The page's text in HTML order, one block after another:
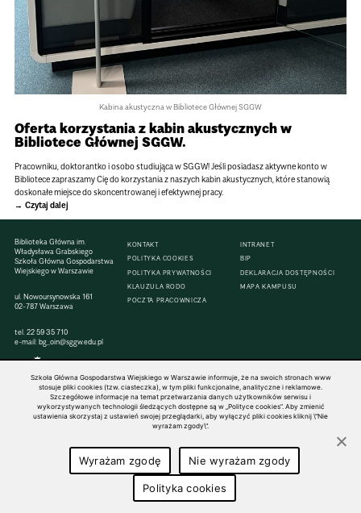
Kabina akustyczna w Bibliotece Głównej SGGW
Oferta korzystania z kabin akustycznych w
Bibliotece Głównej SGGW.
Pracowniku, doktorantko i osobo studiująca w SGGW! Jeśli posiadasz aktywne konto w
Bibliotece zapraszamy Cię do korzystania z naszych kabin akustycznych, które stanowią
doskonałe miejsce do skoncentrowanej i efektywnej pracy.
Czytaj dalej
Biblioteka Główna im.
Władysława Grabskiego
Szkoła Główna Gospodarstwa
Wiejskiego w Warszawie
ul. Nowoursynowska 161
02-787 Warszawa
tel. 22 59 35 710
e-mail:bg_oin@sggw.edu.pl
KONTAKT
POLITYKA COOKIES
POLITYKA PRYWATNOŚCI
KLAUZULA RODO
POCZTA PRACOWNICZA
INTRANET
BIP
DEKLARACJA DOSTĘPNOŚCI
MAPA KAMPUSU
© 1816–2026 SGGW — ALL RIGHTS RESERVED
Szkoła Główna Gospodarstwa Wiejskiego w Warszawie informuje, że na swoich stronach www
stosuje pliki cookies (tzw. ciasteczka), w tym pliki funkcjonalne, analityczne i reklamowe.
Szczegółowe informacje na temat przetwarzania danych użytkowników serwisu i
wykorzystywanych technologii śledzących dostępne są w „Polityce cookies”. Aby zmienić
ustawienia skorzystaj z ustawień swojej przeglądarki, aby wyłączyć pliki cookies kliknij \"Nie
wyrażam zgody\".
Wyrażam zgodę Nie wyrażam zgody
Polityka cookies